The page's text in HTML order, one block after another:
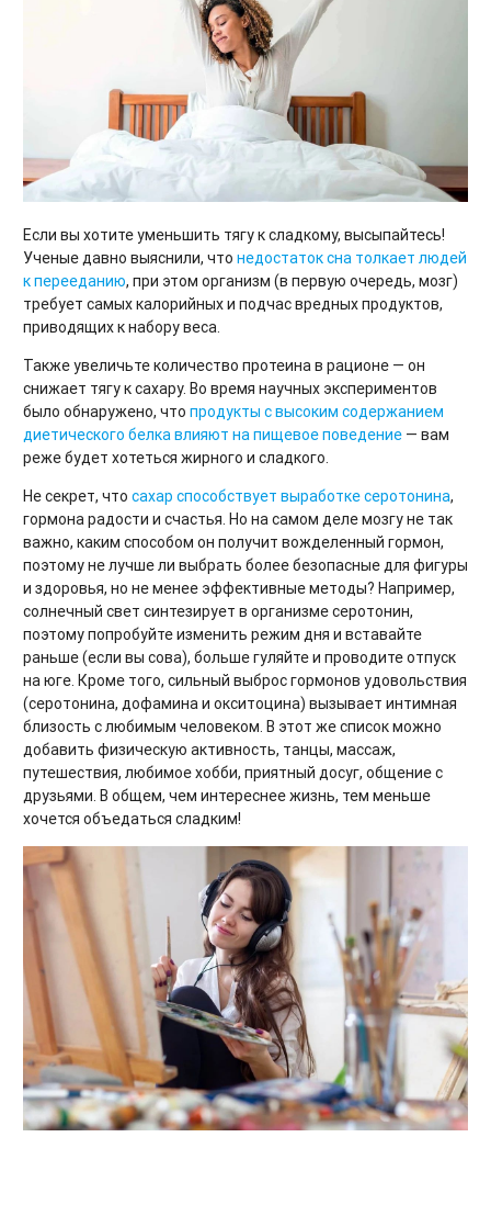
Если вы хотите уменьшить тягу к сладкому, высыпайтесь!
Ученые давно выяснили, что недостаток сна толкает людей
к перееданию, при этом организм (в первую очередь, мозг)
требует самых калорийных и подчас вредных продуктов,
приводящих к набору веса.
Также увеличьте количество протеина в рационе — он
снижает тягу к сахару. Во время научных экспериментов
было обнаружено, что продукты с высоким содержанием
диетического белка влияют на пищевое поведение — вам
реже будет хотеться жирного и сладкого.
Не секрет, что сахар способствует выработке серотонина,
гормона радости и счастья. Но на самом деле мозгу не так
важно, каким способом он получит вожделенный гормон,
поэтому не лучше ли выбрать более безопасные для фигуры
и здоровья, но не менее эффективные методы? Например,
солнечный свет синтезирует в организме серотонин,
поэтому попробуйте изменить режим дня и вставайте
раньше (если вы сова), больше гуляйте и проводите отпуск
на юге. Кроме того, сильный выброс гормонов удовольствия
(серотонина, дофамина и окситоцина) вызывает интимная
близость с любимым человеком. В этот же список можно
добавить физическую активность, танцы, массаж,
путешествия, любимое хобби, приятный досуг, общение с
друзьями. В общем, чем интереснее жизнь, тем меньше
хочется объедаться сладким!